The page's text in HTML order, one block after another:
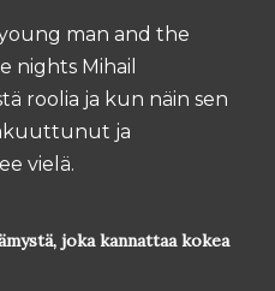
man and the
nights Mihail
roolia ja kun näin sen
ja
vielä.
joka kannattaa kokea